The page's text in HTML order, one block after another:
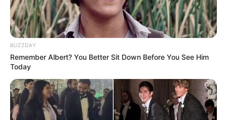
പുരോഗമിക്കുകയാണ്.
Tags: Police Kannur Pocso
BUZZDAY
Remember Albert? You Better Sit Down Before You See Him
Today